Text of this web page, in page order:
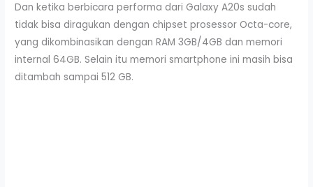
Dan ketika berbicara performa dari Galaxy A20s sudah
tidak bisa diragukan dengan chipset prosessor Octa-core,
yang dikombinasikan dengan RAM 3GB/4GB dan memori
internal 64GB. Selain itu memori smartphone ini masih bisa
ditambah sampai 512 GB.